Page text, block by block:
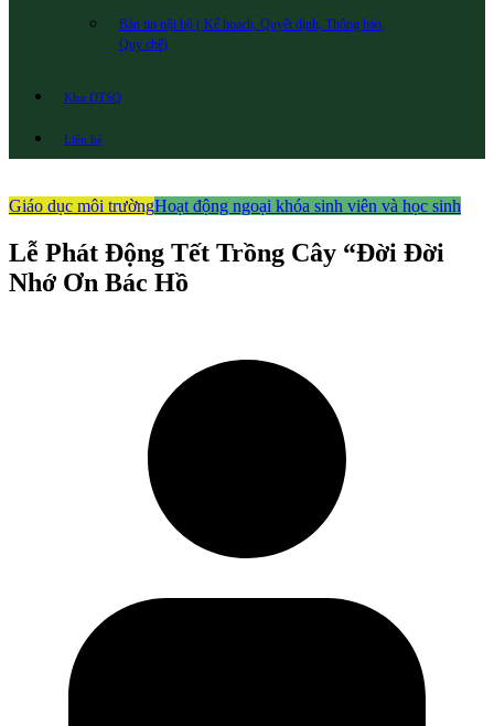
Bản tin nội bộ ( Kế hoạch, Quyết định, Thông báo,
Quy chế)
Khu DTSQ
Liên hệ
Giáo dục môi trườngHoạt động ngoại khóa sinh viên và học sinh
Lễ Phát Động Tết Trồng Cây “Đời Đời
Nhớ Ơn Bác Hồ